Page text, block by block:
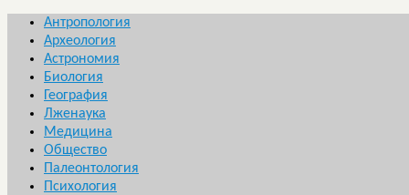
Антропология
Археология
Астрономия
Биология
География
Лженаука
Медицина
Общество
Палеонтология
Психология